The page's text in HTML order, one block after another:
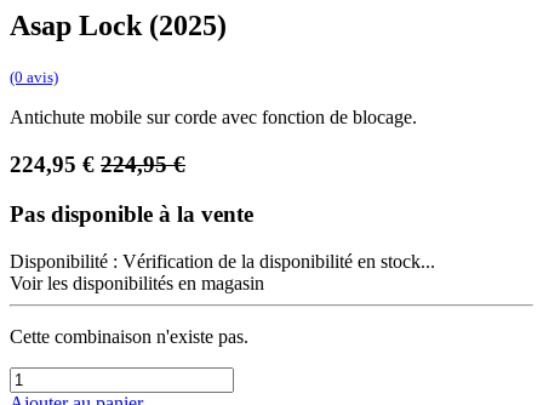
Asap Lock (2025)
(0 avis)
Antichute mobile sur corde avec fonction de blocage.
224,95 € 224,95€
Pas disponible à la vente
Disponibilité : Vérification de la disponibilité en stock...
Voir les disponibilités en magasin
Cette combinaison n'existe pas.